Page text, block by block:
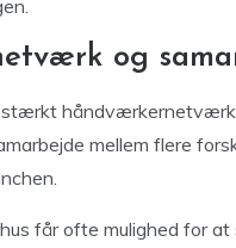
og
mellem flere
får ofte mulighed for